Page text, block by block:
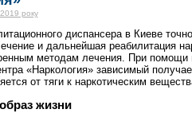
року
диспансера в Киеве
и дальнейшая реабилитация
методам лечения. При помощи
«Наркология» зависимый
от тяги к наркотическим
жизни